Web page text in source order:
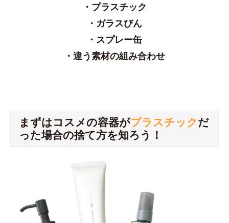
・プラスチック
・ガラスびん
・スプレー缶
・違う素材の組み合わせ
まずはコスメの容器がプラスチックだ
った場合の捨て方を知ろう！